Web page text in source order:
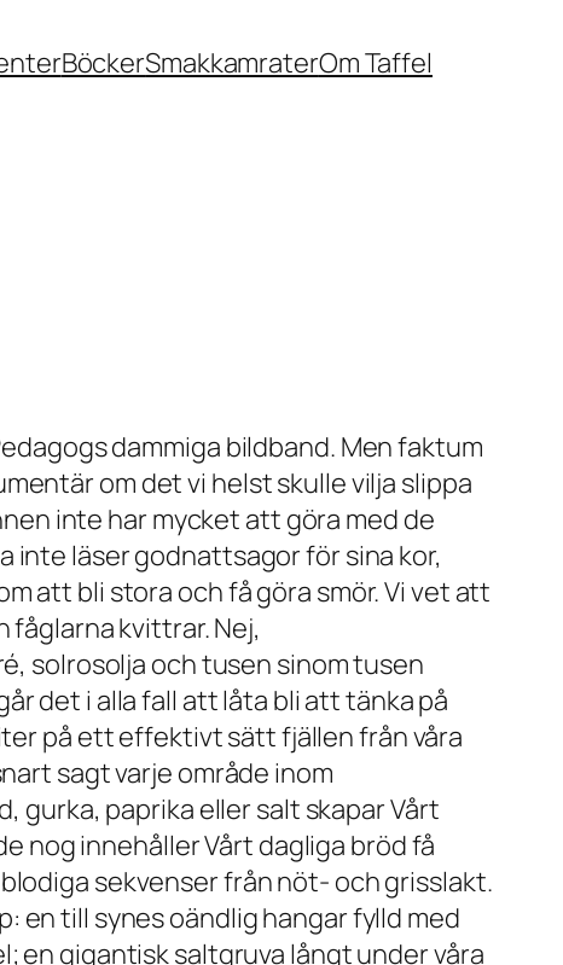
BöckerSmakkamraterOm Taffel
dammiga bildband. Men faktum
om det vi helst skulle vilja slippa
inte har mycket att göra med de
inte läser godnattsagor för sina kor,
att bli stora och få göra smör. Vi vet att
kvittrar. Nej,
solrosolja och tusen sinom tusen
det i alla fall att låta bli att tänka på
på ett effektivt sätt fjällen från våra
sagt varje område inom
paprika eller salt skapar Vårt
nog innehåller Vårt dagliga bröd få
sekvenser från nöt- och grisslakt.
en till synes oändlig hangar fylld med
en gigantisk saltgruva långt under våra